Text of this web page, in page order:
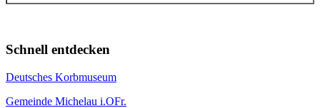
Schnell entdecken
Deutsches Korbmuseum
Gemeinde Michelau i.OFr.